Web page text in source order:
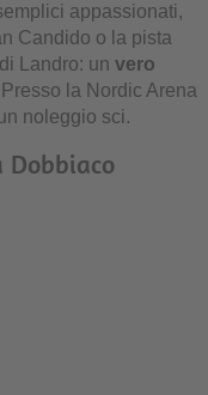
appassionati,
Candido o la pista
Landro: un vero
Presso la Nordic Arena
noleggio sci.
Dobbiaco